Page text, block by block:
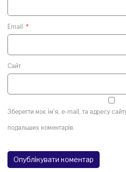
Email *
Сайт
Зберегти моє ім'я, e-mail, та адресу
подальших коментарів.